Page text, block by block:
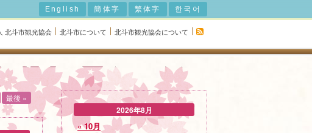
English 簡体字 繁体字 한국어
北斗市観光協会 北斗市について 北斗市観光協会について
最後 »
2026年8月
« 10月